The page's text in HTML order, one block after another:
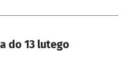
do 13 lutego